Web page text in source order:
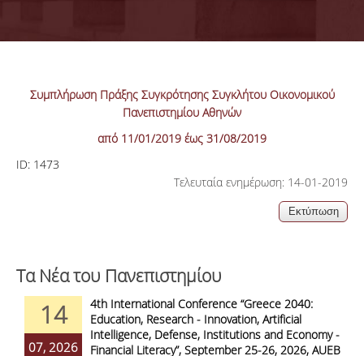
Συμπλήρωση Πράξης Συγκρότησης Συγκλήτου Οικονομικού
Πανεπιστημίου Αθηνών
από 11/01/2019 έως 31/08/2019
ID: 1473
Τελευταία ενημέρωση: 14-01-2019
Τα Νέα του Πανεπιστημίου
14
07, 2026
4th International Conference “Greece 2040:
Education, Research - Innovation, Artificial
Intelligence, Defense, Institutions and Economy -
Financial Literacy”, September 25-26, 2026, AUEB